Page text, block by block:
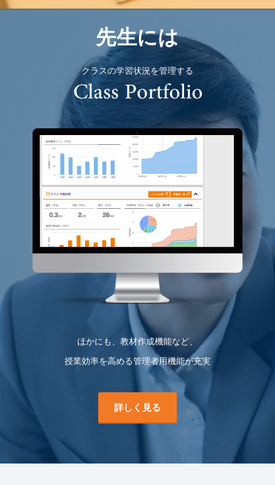
先生には
クラスの学習状況を管理する
ほかにも、教材作成機能など、
授業効率を高める管理者用機能が充実
詳しく見る